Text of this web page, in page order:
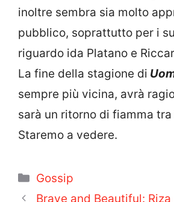
inoltre sembra sia molto
pubblico, soprattutto per i
riguardo ida Platano e
La fine della stagione di
sempre più vicina, avrà
sarà un ritorno di fiamma tra
Staremo a vedere.
Categorie
Gossip
Brave and Beautiful: